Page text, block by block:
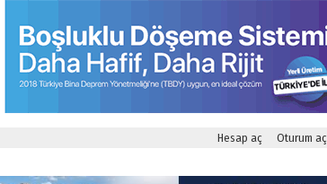
Hesap aç Oturum aç